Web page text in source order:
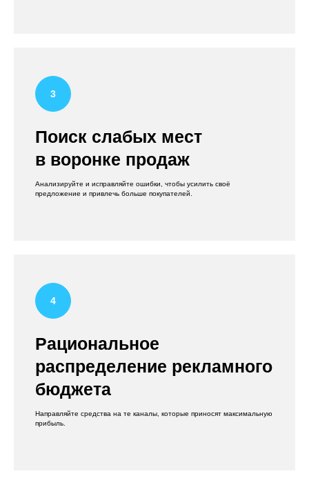
Поиск слабых мест
в воронке продаж
Анализируйте и исправляйте ошибки, чтобы усилить своё
предложение и привлечь больше покупателей.
Рациональное
распределение рекламного
бюджета
Направляйте средства на те каналы, которые приносят максимальную
прибыль.